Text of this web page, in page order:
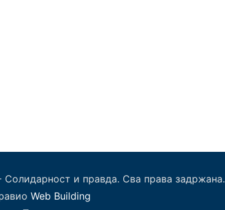
и правда. Сва права задржана.
Web Building